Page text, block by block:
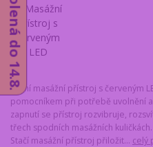
Ruční masážní přístroj s červeným
pomocníkem při potřebě uvolnění
zapnutí se přístroj rozvibruje,
třech spodních masážních
Stačí masážní přístroj přiložit... celý
Dovolená do 14.8.